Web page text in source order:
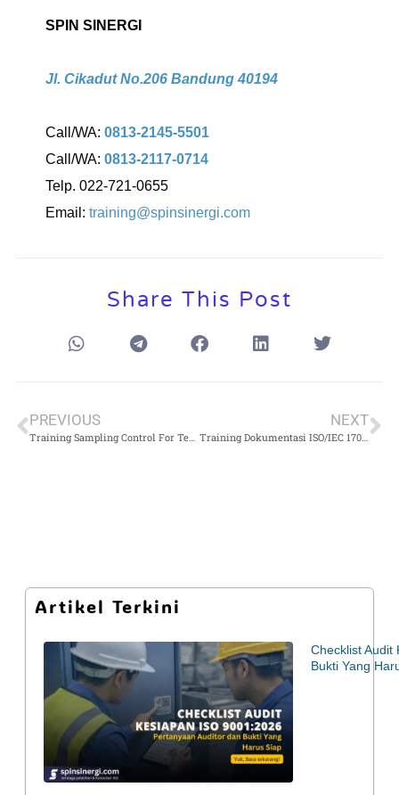
SPIN SINERGI
Jl. Cikadut No.206 Bandung 40194
Call/WA: 0813-2145-5501
Call/WA: 0813-2117-0714
Telp. 022-721-0655
Email: training@spinsinergi.com
Share This Post
PREVIOUS
Training Sampling Control For Testing Sample
NEXT
Training Dokumentasi ISO/IEC 17043:2023 (Uji Profisiensi Laboratorium)
Artikel Terkini
Checklist Audit
Bukti Yang